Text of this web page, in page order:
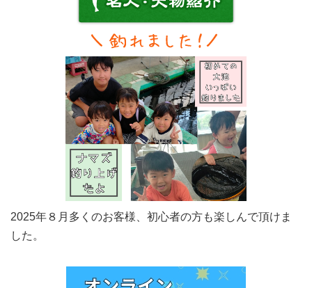
2025年８月多くのお客様、初心者の方も楽しんで頂けま
した。